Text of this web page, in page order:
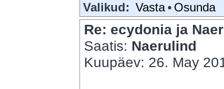
Valikud: Vasta • Osunda
Re: ecydonia ja
Saatis: Naerulind
Kuupäev: 26. May